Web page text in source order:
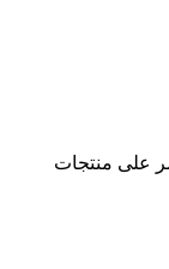
على منتجات